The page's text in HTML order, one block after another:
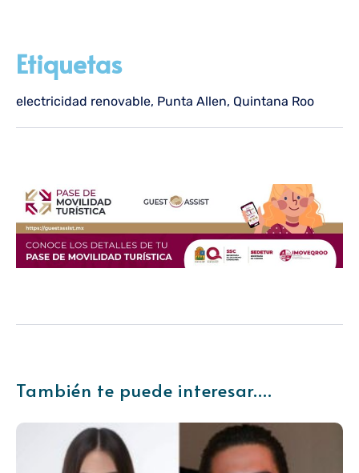
Etiquetas
electricidad renovable, Punta Allen, Quintana Roo
También te puede interesar....